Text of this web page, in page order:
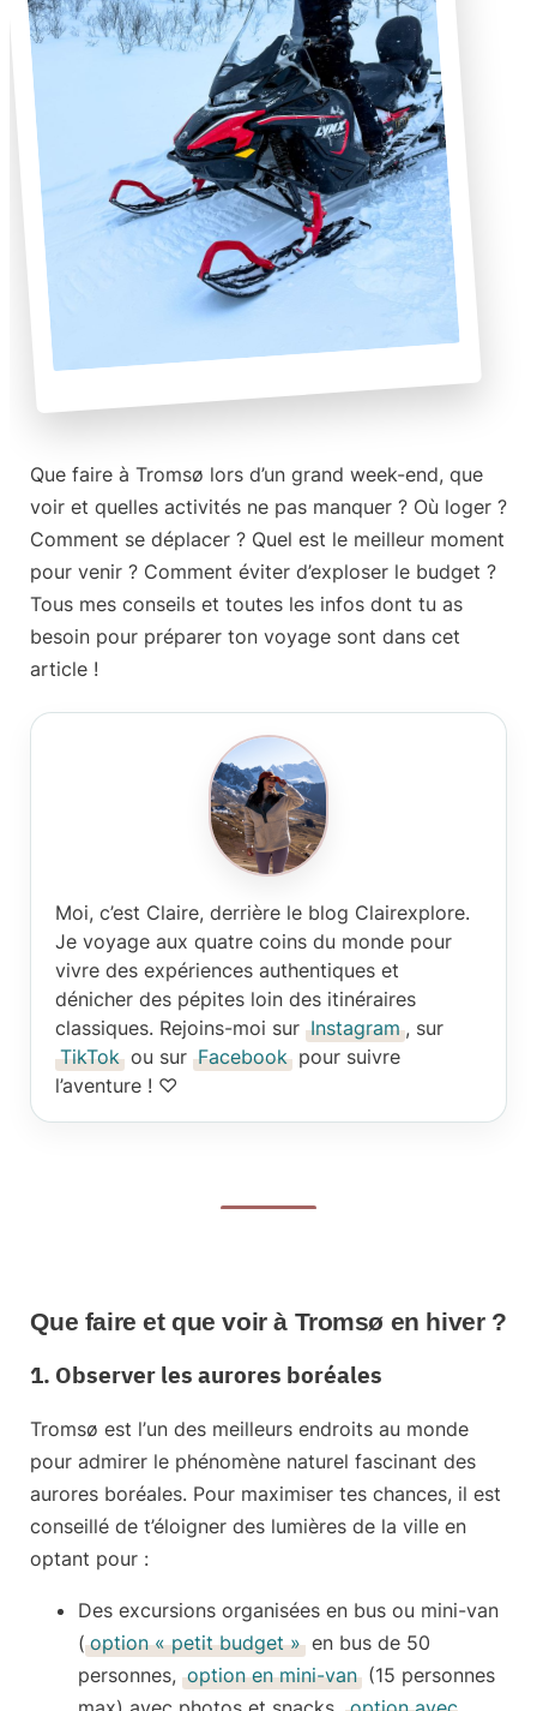
Que faire à Tromsø lors d’un grand week-end, que
voir et quelles activités ne pas manquer ? Où loger ?
Comment se déplacer ? Quel est le meilleur moment
pour venir ? Comment éviter d’exploser le budget ?
Tous mes conseils et toutes les infos dont tu as
besoin pour préparer ton voyage sont dans cet
article !
Moi, c’est Claire, derrière le blog Clairexplore.
Je voyage aux quatre coins du monde pour
vivre des expériences authentiques et
dénicher des pépites loin des itinéraires
classiques. Rejoins-moi sur Instagram , sur
TikTok ou sur Facebook pour suivre
l’aventure ! ♡
Que faire et que voir à Tromsø en hiver ?
1. Observer les aurores boréales
Tromsø est l’un des meilleurs endroits au monde
pour admirer le phénomène naturel fascinant des
aurores boréales. Pour maximiser tes chances, il est
conseillé de t’éloigner des lumières de la ville en
optant pour :
Des excursions organisées en bus ou mini-van
( option « petit budget » en bus de 50
personnes, option en mini-van (15 personnes